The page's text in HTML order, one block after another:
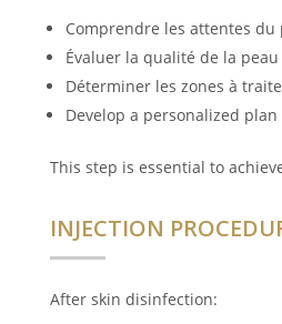
Comprendre les attentes du
Évaluer la qualité de la peau
Déterminer les zones à
Develop a personalized plan
This step is essential to
INJECTION
After skin disinfection: